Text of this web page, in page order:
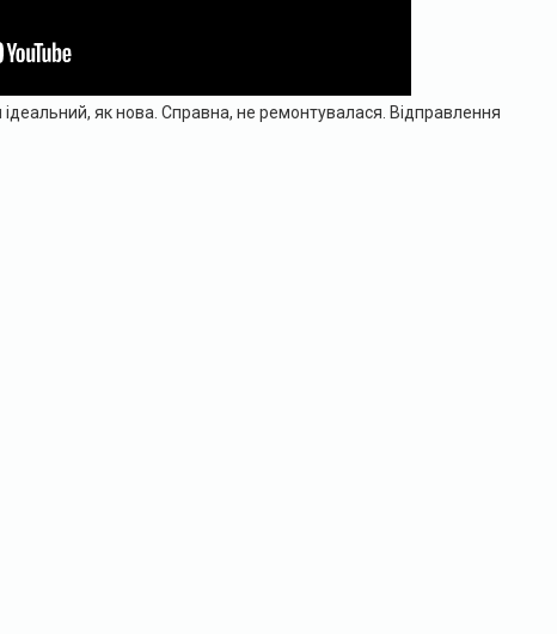
як нова. Справна, не ремонтувалася. Відправлення